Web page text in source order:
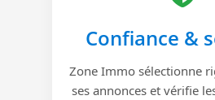
Confiance &
Zone Immo sélectionne
ses annonces et vérifie